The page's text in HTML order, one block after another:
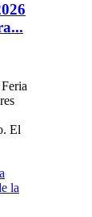
El